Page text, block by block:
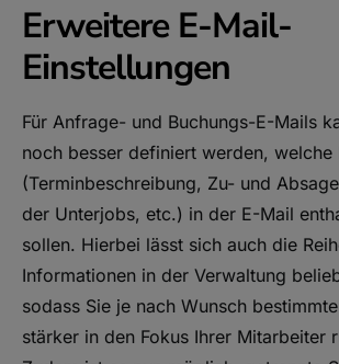
Erweitere E-Mail-
Einstellungen
Für Anfrage- und Buchungs-E-Mails
noch besser definiert werden, welche
(Terminbeschreibung, Zu- und
der Unterjobs, etc.) in der E-Mail
sollen. Hierbei lässt sich auch die
Informationen in der Verwaltung
sodass Sie je nach Wunsch
stärker in den Fokus Ihrer Mitarbeiter